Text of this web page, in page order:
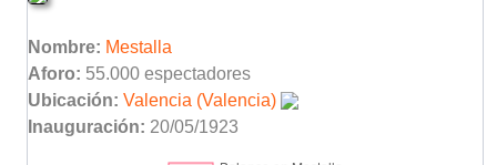
Nombre: Mestalla
Aforo: 55.000 espectadores
Ubicación: Valencia (Valencia)
Inauguración: 20/05/1923